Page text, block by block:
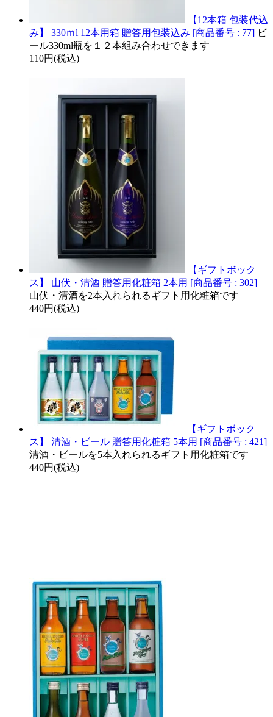
【12本箱 包装代込
み】 330ｍl 12本用箱 贈答用包装込み [商品番号 : 77] ビ
ール330ml瓶を１２本組み合わせできます
110円(税込)
【ギフトボック
ス】 山伏・清酒 贈答用化粧箱 2本用 [商品番号 : 302]
山伏・清酒を2本入れられるギフト用化粧箱です
440円(税込)
【ギフトボック
ス】 清酒・ビール 贈答用化粧箱 5本用 [商品番号 : 421]
清酒・ビールを5本入れられるギフト用化粧箱です
440円(税込)